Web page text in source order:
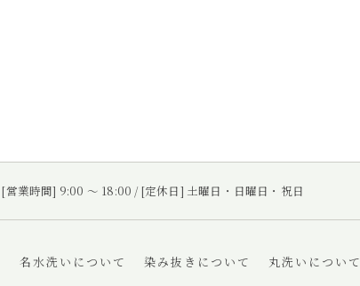
[営業時間] 9:00 ～ 18:00 / [定休日] 土曜日・日曜日・祝日
名水洗いについて 染み抜きについて 丸洗いについて